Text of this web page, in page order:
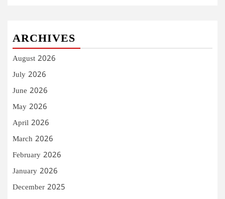
ARCHIVES
August 2026
July 2026
June 2026
May 2026
April 2026
March 2026
February 2026
January 2026
December 2025